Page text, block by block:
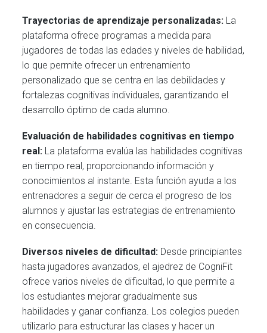
Trayectorias de aprendizaje personalizadas: La
plataforma ofrece programas a medida para
jugadores de todas las edades y niveles de habilidad,
lo que permite ofrecer un entrenamiento
personalizado que se centra en las debilidades y
fortalezas cognitivas individuales, garantizando el
desarrollo óptimo de cada alumno.
Evaluación de habilidades cognitivas en tiempo
real: La plataforma evalúa las habilidades cognitivas
en tiempo real, proporcionando información y
conocimientos al instante. Esta función ayuda a los
entrenadores a seguir de cerca el progreso de los
alumnos y ajustar las estrategias de entrenamiento
en consecuencia.
Diversos niveles de dificultad: Desde principiantes
hasta jugadores avanzados, el ajedrez de CogniFit
ofrece varios niveles de dificultad, lo que permite a
los estudiantes mejorar gradualmente sus
habilidades y ganar confianza. Los colegios pueden
utilizarlo para estructurar las clases y hacer un